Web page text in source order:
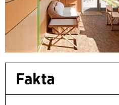
Fakta